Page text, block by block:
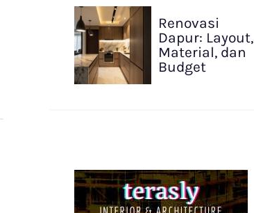
Renovasi
Dapur: Layout,
Material, dan
Budget